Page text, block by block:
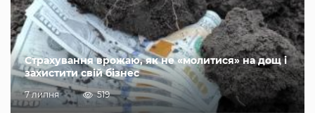
Страхування врожаю, як не «молитися» на дощ і
захистити свій бізнес
7 липня 519